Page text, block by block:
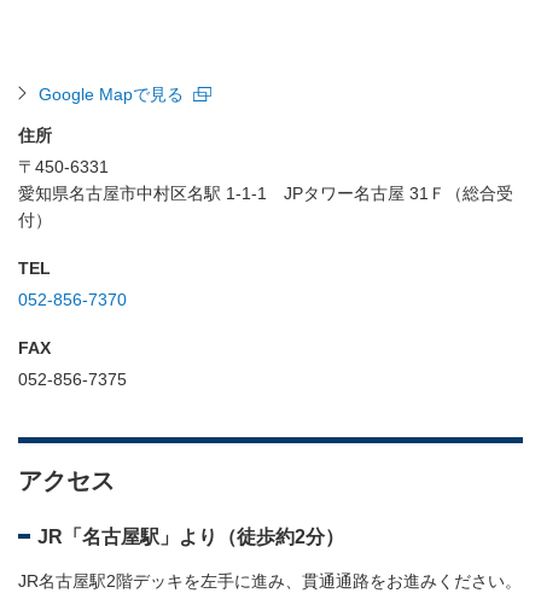
Google Mapで見る
住所
〒450-6331
愛知県名古屋市中村区名駅 1-1-1 JPタワー名古屋 31Ｆ（総合受
付）
TEL
052-856-7370
FAX
052-856-7375
アクセス
JR「名古屋駅」より（徒歩約2分）
JR名古屋駅2階デッキを左手に進み、貫通通路をお進みください。